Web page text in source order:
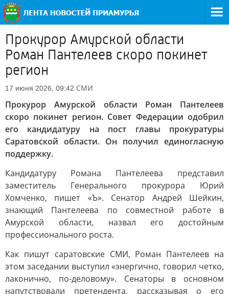
Прокурор Амурской области
Роман Пантелеев скоро покинет
регион
17 июня 2026, 09:42 СМИ
Прокурор Амурской области Роман Пантелеев
скоро покинет регион. Совет Федерации одобрил
его кандидатуру на пост главы прокуратуры
Саратовской области. Он получил единогласную
поддержку.
Кандидатуру Романа Пантелеева представил
заместитель Генерального прокурора Юрий
Хомченко, пишет «Ъ». Сенатор Андрей Шейкин,
знающий Пантелеева по совместной работе в
Амурской области, назвал его достойным
профессионального роста.
Как пишут саратовские СМИ, Роман Пантелеев на
этом заседании выступил «энергично, говорил четко,
лаконично, по-деловому». Сенаторы в основном
напутствовали претендента, рассказывая о его